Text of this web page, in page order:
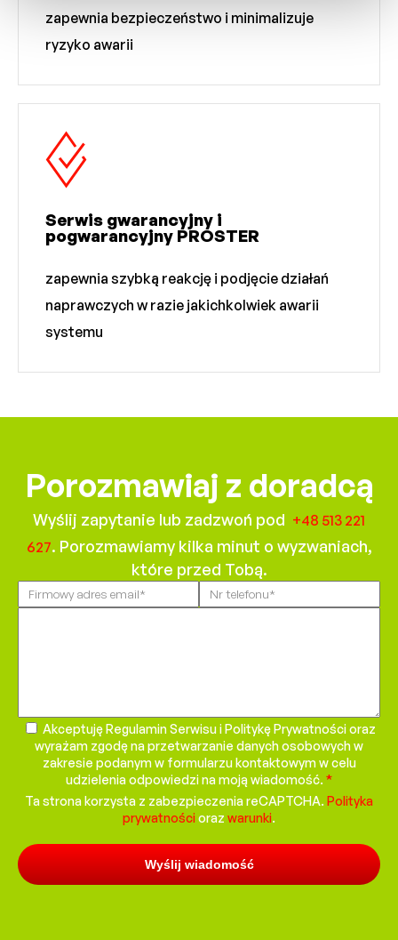
zapewnia bezpieczeństwo i minimalizuje
ryzyko awarii
Serwis gwarancyjny i
pogwarancyjny PROSTER
zapewnia szybką reakcję i podjęcie działań
naprawczych w razie jakichkolwiek awarii
systemu
Porozmawiaj z doradcą
Wyślij zapytanie lub zadzwoń pod +48 513 221
627. Porozmawiamy kilka minut o wyzwaniach,
które przed Tobą.
Please
leave
Akceptuję Regulamin Serwisu i Politykę Prywatności oraz
wyrażam zgodę na przetwarzanie danych osobowych w
zakresie podanym w formularzu kontaktowym w celu
udzielenia odpowiedzi na moją wiadomość. *
Ta strona korzysta z zabezpieczenia reCAPTCHA. Polityka
prywatnościoraz warunki.